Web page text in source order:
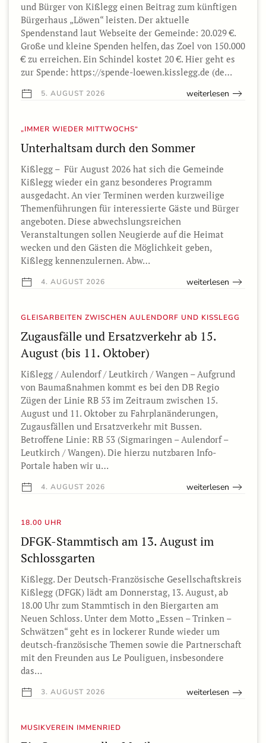
und Bürger von Kißlegg einen Beitrag zum künftigen
Bürgerhaus „Löwen“ leisten. Der aktuelle
Spendenstand laut Webseite der Gemeinde: 20.029 €.
Große und kleine Spenden helfen, das Zoel von 150.000
€ zu erreichen. Ein Schindel kostet 20 €. Hier geht es
zur Spende: https://spende-loewen.kisslegg.de (de…
5. AUGUST 2026 weiterlesen
„IMMER WIEDER MITTWOCHS“
Unterhaltsam durch den Sommer
Kißlegg – Für August 2026 hat sich die Gemeinde
Kißlegg wieder ein ganz besonderes Programm
ausgedacht. An vier Terminen werden kurzweilige
Themenführungen für interessierte Gäste und Bürger
angeboten. Diese abwechslungsreichen
Veranstaltungen sollen Neugierde auf die Heimat
wecken und den Gästen die Möglichkeit geben,
Kißlegg kennenzulernen. Abw…
4. AUGUST 2026 weiterlesen
GLEISARBEITEN ZWISCHEN AULENDORF UND KISSLEGG
Zugausfälle und Ersatzverkehr ab 15.
August (bis 11. Oktober)
Kißlegg / Aulendorf / Leutkirch / Wangen – Aufgrund
von Baumaßnahmen kommt es bei den DB Regio
Zügen der Linie RB 53 im Zeitraum zwischen 15.
August und 11. Oktober zu Fahrplanänderungen,
Zugausfällen und Ersatzverkehr mit Bussen.
Betroffene Linie: RB 53 (Sigmaringen – Aulendorf –
Leutkirch / Wangen). Die hierzu nutzbaren Info-
Portale haben wir u…
4. AUGUST 2026 weiterlesen
18.00 UHR
DFGK-Stammtisch am 13. August im
Schlossgarten
Kißlegg. Der Deutsch-Französische Gesellschaftskreis
Kißlegg (DFGK) lädt am Donnerstag, 13. August, ab
18.00 Uhr zum Stammtisch in den Biergarten am
Neuen Schloss. Unter dem Motto „Essen – Trinken –
Schwätzen“ geht es in lockerer Runde wieder um
deutsch-französische Themen sowie die Partnerschaft
mit den Freunden aus Le Pouliguen, insbesondere
das…
3. AUGUST 2026 weiterlesen
MUSIKVEREIN IMMENRIED